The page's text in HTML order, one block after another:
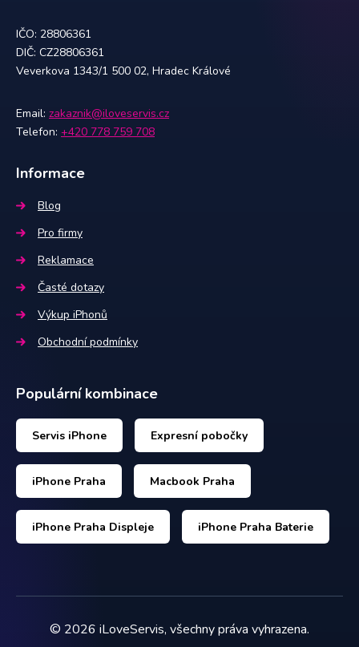
IČO: 28806361
DIČ: CZ28806361
Veverkova 1343/1 500 02, Hradec Králové
Email: zakaznik@iloveservis.cz
Telefon: +420 778 759 708
Informace
Blog
Pro firmy
Reklamace
Časté dotazy
Výkup iPhonů
Obchodní podmínky
Populární kombinace
Servis iPhone Expresní pobočky
iPhone Praha Macbook Praha
iPhone Praha Displeje iPhone Praha Baterie
© 2026 iLoveServis, všechny práva vyhrazena.